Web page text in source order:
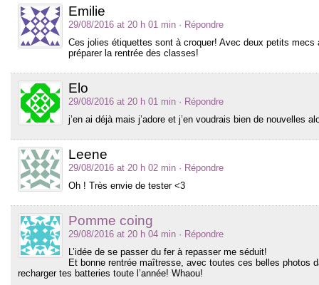
Emilie
29/08/2016 at 20 h 01 min · Répondre
Ces jolies étiquettes sont à croquer! Avec deux petits
préparer la rentrée des classes!
Elo
29/08/2016 at 20 h 01 min · Répondre
j’en ai déjà mais j’adore et j’en voudrais bien de nouvelles
Leene
29/08/2016 at 20 h 02 min · Répondre
Oh ! Très envie de tester <3
Pomme coing
29/08/2016 at 20 h 04 min · Répondre
L’idée de se passer du fer à repasser me séduit!
Et bonne rentrée maîtresse, avec toutes ces belles photos
recharger tes batteries toute l’année! Whaou!